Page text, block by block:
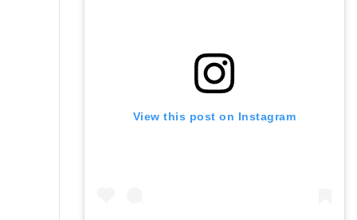
View this post on Instagram